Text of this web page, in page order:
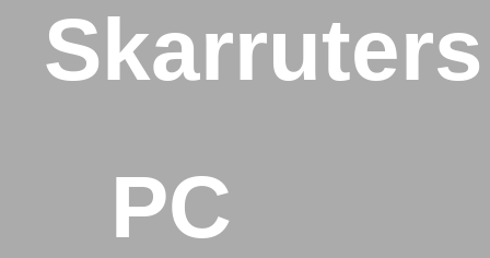
Skarruters
PC